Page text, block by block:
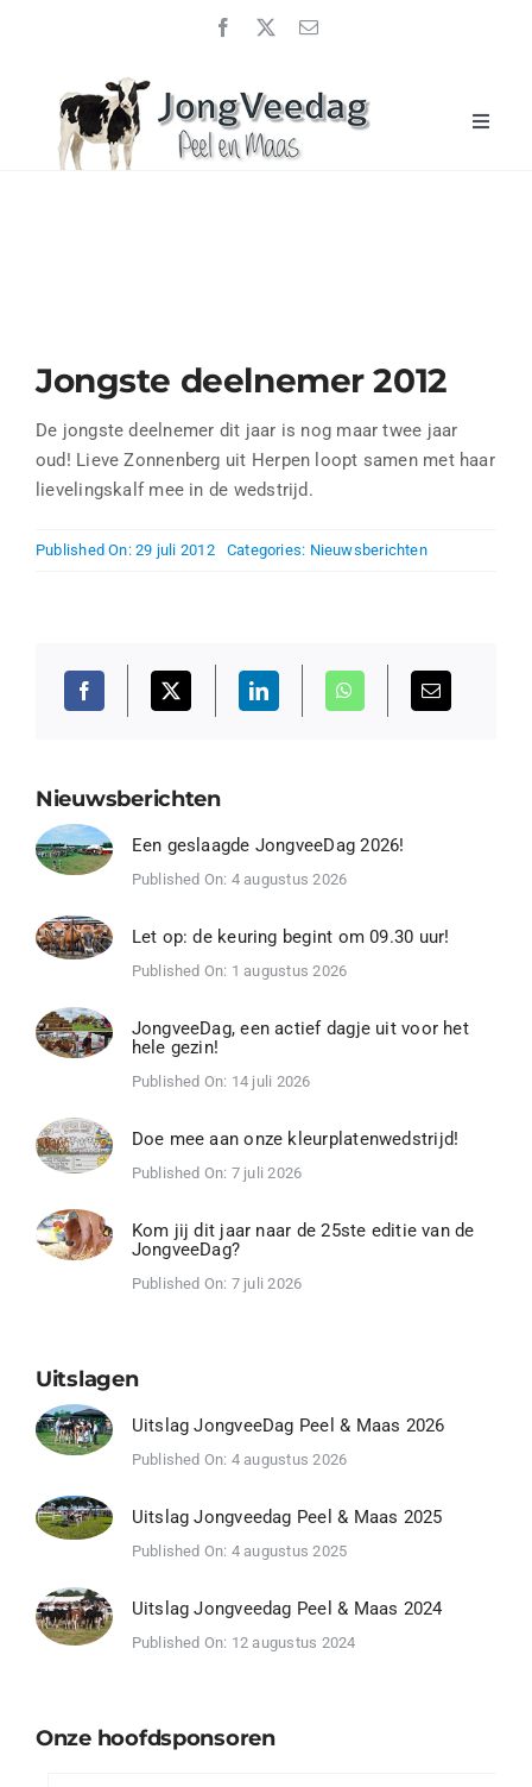
Toggle
Home
Sponsoren
Nieuwsberichten
Contact
Jongste deelnemer 2012
De jongste deelnemer dit jaar is nog maar twee jaar
oud! Lieve Zonnenberg uit Herpen loopt samen met haar
lievelingskalf mee in de wedstrijd.
Published On: 29 juli 2012 Categories: Nieuwsberichten
Nieuwsberichten
Een geslaagde JongveeDag 2026!
Published On: 4 augustus 2026
Let op: de keuring begint om 09.30 uur!
Published On: 1 augustus 2026
JongveeDag, een actief dagje uit voor het
hele gezin!
Published On: 14 juli 2026
Doe mee aan onze kleurplatenwedstrijd!
Published On: 7 juli 2026
Kom jij dit jaar naar de 25ste editie van de
JongveeDag?
Published On: 7 juli 2026
Uitslagen
Uitslag JongveeDag Peel & Maas 2026
Published On: 4 augustus 2026
Uitslag Jongveedag Peel & Maas 2025
Published On: 4 augustus 2025
Uitslag Jongveedag Peel & Maas 2024
Published On: 12 augustus 2024
Onze hoofdsponsoren